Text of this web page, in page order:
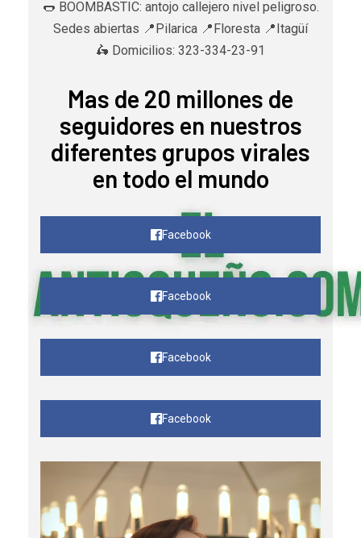
🌭 BOOMBASTIC: antojo callejero nivel peligroso.
Sedes abiertas 📍Pilarica 📍Floresta 📍Itagüí
🛵 Domicilios: 323-334-23-91
Mas de 20 millones de
seguidores en nuestros
diferentes grupos virales
en todo el mundo
Facebook
Facebook
Facebook
Facebook